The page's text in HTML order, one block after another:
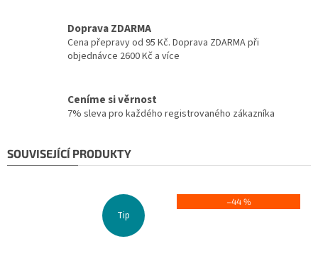
Doprava ZDARMA
Cena přepravy od 95 Kč. Doprava ZDARMA při
objednávce 2600 Kč a více
Ceníme si věrnost
7% sleva pro každého registrovaného zákazníka
SOUVISEJÍCÍ PRODUKTY
Tip
–44 %